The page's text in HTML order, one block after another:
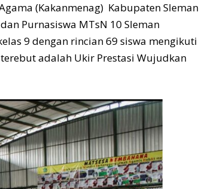
(Kakanmenag) Kabupaten Sleman
Purnasiswa MTsN 10 Sleman
9 dengan rincian 69 siswa mengikuti
adalah Ukir Prestasi Wujudkan